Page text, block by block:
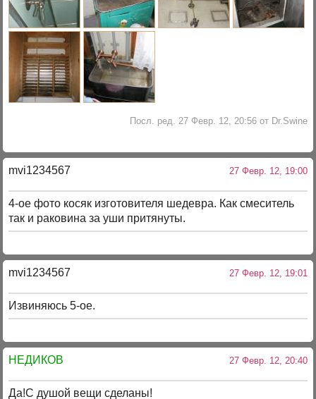
Посл. ред. 27 Февр. 12, 20:56 от Dr.Swine
mvi1234567 27 Февр. 12, 19:00
4-ое фото косяк изготовителя шедевра. Как смеситель
так и раковина за уши притянуты.
mvi1234567 27 Февр. 12, 19:01
Извиняюсь 5-ое.
НЕДИКОВ 27 Февр. 12, 20:40
Да!С душой вещи сделаны!